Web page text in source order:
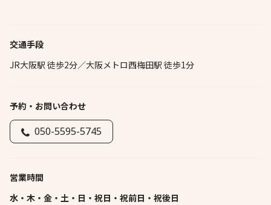
交通手段
JR大阪駅 徒歩2分／大阪メトロ西梅田駅 徒歩1分
予約・お問い合わせ
050-5595-5745
営業時間
水・木・金・土・日・祝日・祝前日・祝後日